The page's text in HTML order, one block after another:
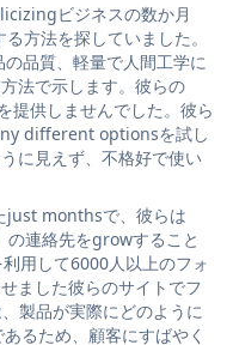
ビジネスの数か月
方法を探していました。
品質、軽量で人間工学に
法で示します。彼らの
提供しませんでした。彼ら
different optionsを試し
に見えず、不格好で使い
just monthsで、彼らは
の連絡先をgrowすること
用して6000人以上のフォ
ました彼らのサイトでフ
製品が実際にどのように
るため、顧客にすばやく